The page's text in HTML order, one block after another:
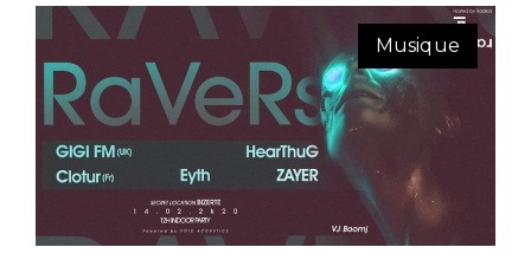
Musique